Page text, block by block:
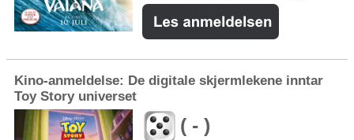
Kino-anmeldelse: De digitale skjermlekene inntar
Toy Story universet
( - )